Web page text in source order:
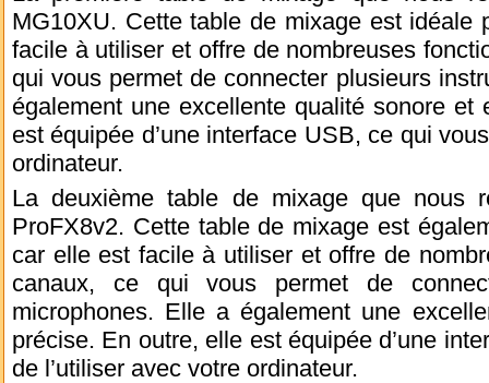
MG10XU. Cette table de mixage est idéale
facile à utiliser et offre de nombreuses
qui vous permet de connecter plusieurs
également une excellente qualité sonore
est équipée d’une interface USB, ce qui
ordinateur.
La deuxième table de mixage que nous
ProFX8v2. Cette table de mixage est
car elle est facile à utiliser et offre de
canaux, ce qui vous permet de
microphones. Elle a également une
précise. En outre, elle est équipée d’une
de l’utiliser avec votre ordinateur.